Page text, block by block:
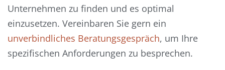
Unternehmen zu finden und es optimal
einzusetzen. Vereinbaren Sie gern ein
unverbindliches Beratungsgespräch, um Ihre
spezifischen Anforderungen zu besprechen.